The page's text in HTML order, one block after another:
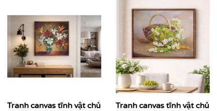
Tranh canvas tĩnh vật chủ
Tranh canvas tĩnh vật chủ